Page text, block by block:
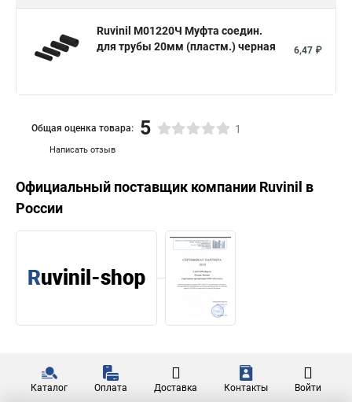
Ruvinil М01220Ч Муфта соедин.
для трубы 20мм (пластм.) черная
6,47 ₽
Написать отзыв
Общая оценка товара: 5 1
Официальный поставщик компании Ruvinil в
России
Каталог Оплата Доставка Контакты Войти